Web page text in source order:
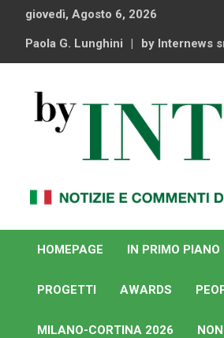
content
giovedì, Agosto 6, 2026
Paola G. Lunghini by Internews
By Internews
internazionale
HOMEPAGE
IN PRIMO PIANO
PROGETTI AWARDS
MILANO-CORTINA 2026